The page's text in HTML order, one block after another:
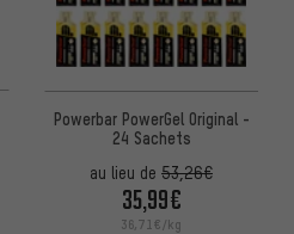
Powerbar PowerGel Original -
24 Sachets
au lieu de 53,26€
35,99€
36,71€/kg